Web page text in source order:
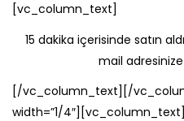
[vc_column_text]
15 dakika içerisinde satın
mail
[/vc_column_text][/
width=”1/4″][vc_column_text]